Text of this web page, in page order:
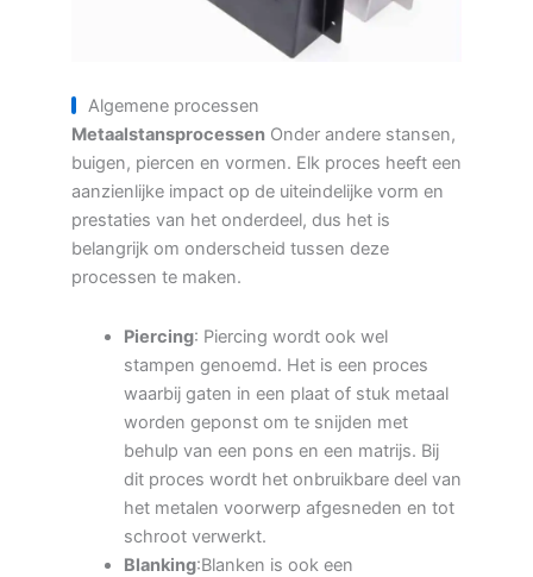
Algemene processen
Metaalstansprocessen Onder andere stansen,
buigen, piercen en vormen. Elk proces heeft een
aanzienlijke impact op de uiteindelijke vorm en
prestaties van het onderdeel, dus het is
belangrijk om onderscheid tussen deze
processen te maken.
Piercing: Piercing wordt ook wel
stampen genoemd. Het is een proces
waarbij gaten in een plaat of stuk metaal
worden geponst om te snijden met
behulp van een pons en een matrijs. Bij
dit proces wordt het onbruikbare deel van
het metalen voorwerp afgesneden en tot
schroot verwerkt.
Blanking:Blanken is ook een